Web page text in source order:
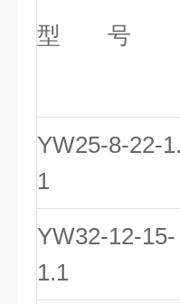
型 号
YW25-8-22-1.
1
YW32-12-15-
1.1